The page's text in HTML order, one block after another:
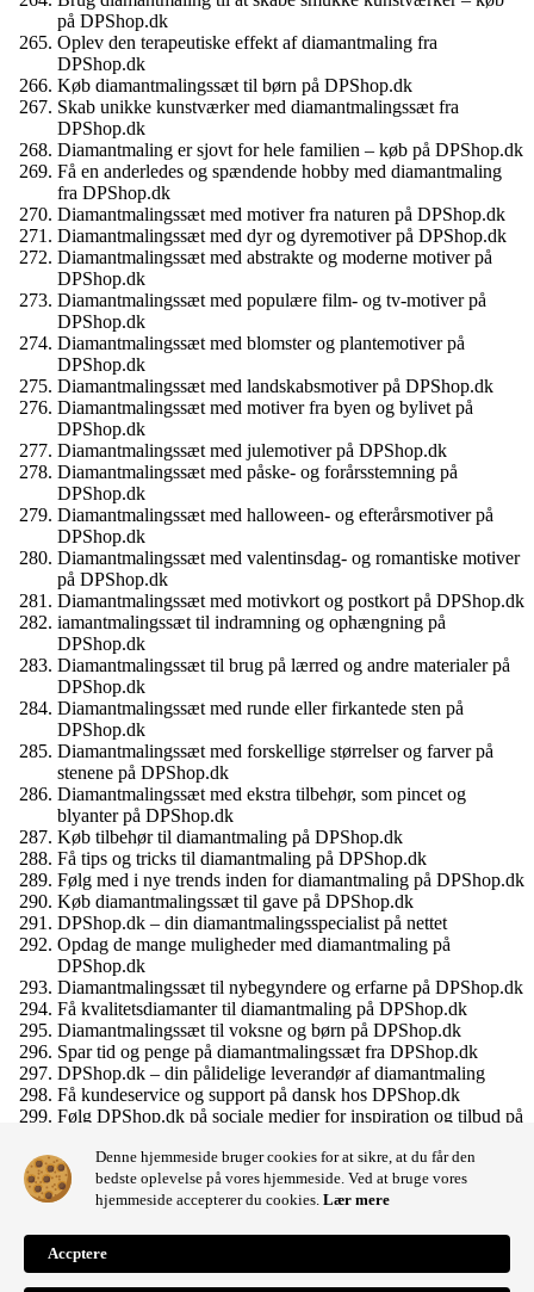
Denne hjemmeside bruger cookies for at sikre, at du får den
bedste oplevelse på vores hjemmeside. Ved at bruge vores
hjemmeside accepterer du cookies. Lær mere
Accptere
på DPShop.dk
Oplev den terapeutiske effekt af diamantmaling fra
DPShop.dk
Køb diamantmalingssæt til børn på DPShop.dk
Skab unikke kunstværker med diamantmalingssæt fra
DPShop.dk
Diamantmaling er sjovt for hele familien – køb på DPShop.dk
Få en anderledes og spændende hobby med diamantmaling
fra DPShop.dk
Diamantmalingssæt med motiver fra naturen på DPShop.dk
Diamantmalingssæt med dyr og dyremotiver på DPShop.dk
Diamantmalingssæt med abstrakte og moderne motiver på
DPShop.dk
Diamantmalingssæt med populære film- og tv-motiver på
DPShop.dk
Diamantmalingssæt med blomster og plantemotiver på
DPShop.dk
Diamantmalingssæt med landskabsmotiver på DPShop.dk
Diamantmalingssæt med motiver fra byen og bylivet på
DPShop.dk
Diamantmalingssæt med julemotiver på DPShop.dk
Diamantmalingssæt med påske- og forårsstemning på
DPShop.dk
Diamantmalingssæt med halloween- og efterårsmotiver på
DPShop.dk
Diamantmalingssæt med valentinsdag- og romantiske motiver
på DPShop.dk
Diamantmalingssæt med motivkort og postkort på DPShop.dk
iamantmalingssæt til indramning og ophængning på
DPShop.dk
Diamantmalingssæt til brug på lærred og andre materialer på
DPShop.dk
Diamantmalingssæt med runde eller firkantede sten på
DPShop.dk
Diamantmalingssæt med forskellige størrelser og farver på
stenene på DPShop.dk
Diamantmalingssæt med ekstra tilbehør, som pincet og
blyanter på DPShop.dk
Køb tilbehør til diamantmaling på DPShop.dk
Få tips og tricks til diamantmaling på DPShop.dk
Følg med i nye trends inden for diamantmaling på DPShop.dk
Køb diamantmalingssæt til gave på DPShop.dk
DPShop.dk – din diamantmalingsspecialist på nettet
Opdag de mange muligheder med diamantmaling på
DPShop.dk
Diamantmalingssæt til nybegyndere og erfarne på DPShop.dk
Få kvalitetsdiamanter til diamantmaling på DPShop.dk
Diamantmalingssæt til voksne og børn på DPShop.dk
Spar tid og penge på diamantmalingssæt fra DPShop.dk
DPShop.dk – din pålidelige leverandør af diamantmaling
Få kundeservice og support på dansk hos DPShop.dk
Følg DPShop.dk på sociale medier for inspiration og tilbud på
Bliv en del af DPShop.dk’s diamantmalingssamfund
Diamantmalingssæt til dig, der vil udfordre din kreativitet på
DPShop.dk.
Shopping cart
Der er ingen produkter i kurven!